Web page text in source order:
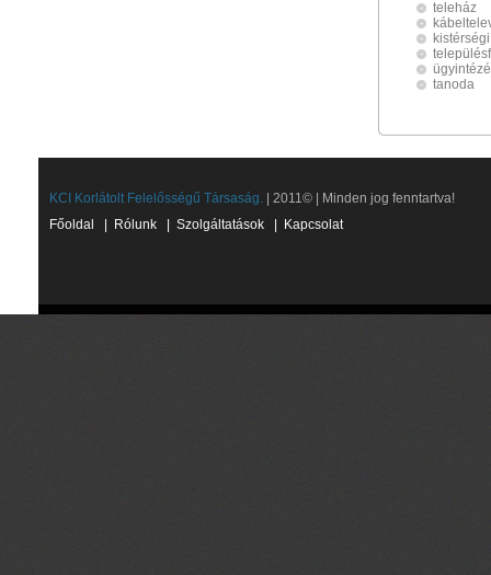
teleház
tanoda
KCI Korlátolt Felelősségű Társaság. | 2011© | Minden jog fenntartva!
Főoldal
Rólunk Szolgáltatások Kapcsolat